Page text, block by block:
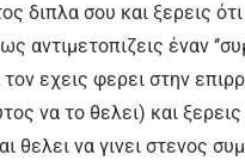
διπλα σου και ξερεις
αντιμετοπιζεις έναν
εχεις φερει στην
να το θελει) και ξερεις
θελει να γινει στενος